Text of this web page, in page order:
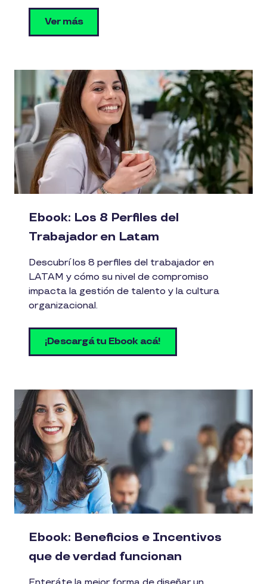
Ver más
Ebook: Los 8 Perfiles del
Trabajador en Latam
Descubrí los 8 perfiles del trabajador en
LATAM y cómo su nivel de compromiso
impacta la gestión de talento y la cultura
organizacional.
¡Descargá tu Ebook acá!
Ebook: Beneficios e Incentivos
que de verdad funcionan